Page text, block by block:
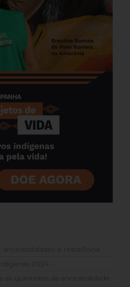
ancestralidades e resistência
2024
as guerreiras da ancestralidade